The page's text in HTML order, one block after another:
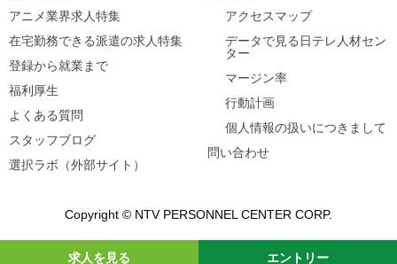
アニメ業界求人特集
在宅勤務できる派遣の求人特集
登録から就業まで
福利厚生
よくある質問
スタッフブログ
選択ラボ（外部サイト）
アクセスマップ
データで見る日テレ人材セン
ター
マージン率
行動計画
個人情報の扱いにつきまして
問い合わせ
Copyright © NTV PERSONNEL CENTER CORP.
求人を見る エントリー